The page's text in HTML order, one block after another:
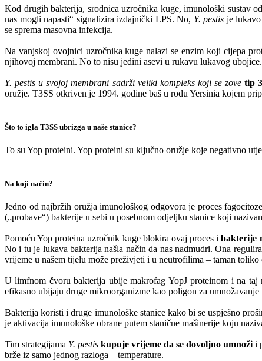
Kod drugih bakterija, srodnica uzročnika kuge, imunološki sustav
nas mogli napasti“ signalizira izdajnički LPS. No, Y. pestis je
se sprema masovna infekcija.
Na vanjskoj ovojnici uzročnika kuge nalazi se enzim koji cijepa
njihovoj membrani. No to nisu jedini asevi u rukavu lukavog ubojice.
Y. pestis u svojoj membrani sadrži veliki kompleks koji se zove tip
oružje. T3SS otkriven je 1994. godine baš u rodu Yersinia kojem
Što to igla T3SS ubrizga u naše stanice?
To su Yop proteini. Yop proteini su ključno oružje koje negativno
Na koji način?
Jedno od najbržih oružja imunološkog odgovora je proces
(„probave“) bakterije u sebi u posebnom odjeljku stanice koji
Pomoću Yop proteina uzročnik kuge blokira ovaj proces ibakterije
No i tu je lukava bakterija našla način da nas nadmudri. Ona
vrijeme u našem tijelu može preživjeti i u neutrofilima – taman
U limfnom čvoru bakterija ubije makrofag YopJ proteinom i na
efikasno ubijaju druge mikroorganizme kao poligon za umnožavanje
Bakterija koristi i druge imunološke stanice kako bi se uspješno
je aktivacija imunološke obrane putem stanične mašinerije koju
Tim strategijama Y. pestis kupuje vrijeme da se dovoljno umnožii
brže iz samo jednog razloga – temperature.